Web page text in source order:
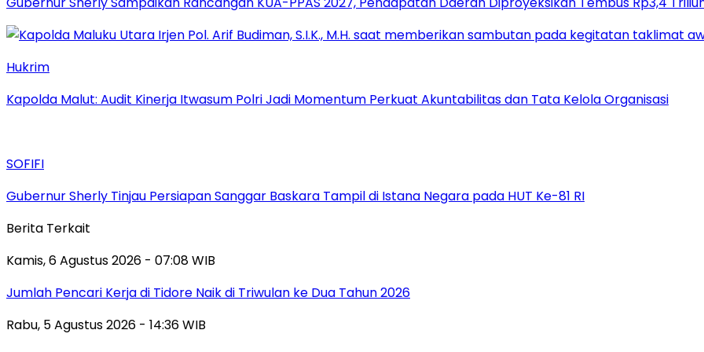
Hukrim
Kapolda Malut: Audit Kinerja Itwasum Polri Jadi Momentum Perkuat Akuntabilitas dan Tata Kelola Organisasi
SOFIFI
Gubernur Sherly Tinjau Persiapan Sanggar Baskara Tampil di Istana Negara pada HUT Ke-81 RI
Berita Terkait
Kamis, 6 Agustus 2026 - 07:08 WIB
Jumlah Pencari Kerja di Tidore Naik di Triwulan ke Dua Tahun 2026
Rabu, 5 Agustus 2026 - 14:36 WIB